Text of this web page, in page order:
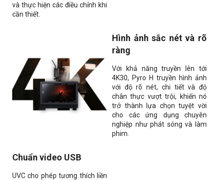
và thực hiện các điều chỉnh khi
cần thiết.
Hình ảnh sắc nét và rõ
ràng
Với khả năng truyền lên tới
4K30, Pyro H truyền hình ảnh
với độ rõ nét, chi tiết và độ
chân thực vượt trội, khiến nó
trở thành lựa chọn tuyệt vời
cho các ứng dụng chuyên
nghiệp như phát sóng và làm
phim.
Chuẩn video USB
UVC cho phép tương thích liền